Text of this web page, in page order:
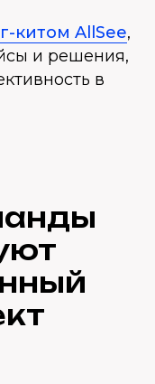
китом AllSee,
и решения,
в